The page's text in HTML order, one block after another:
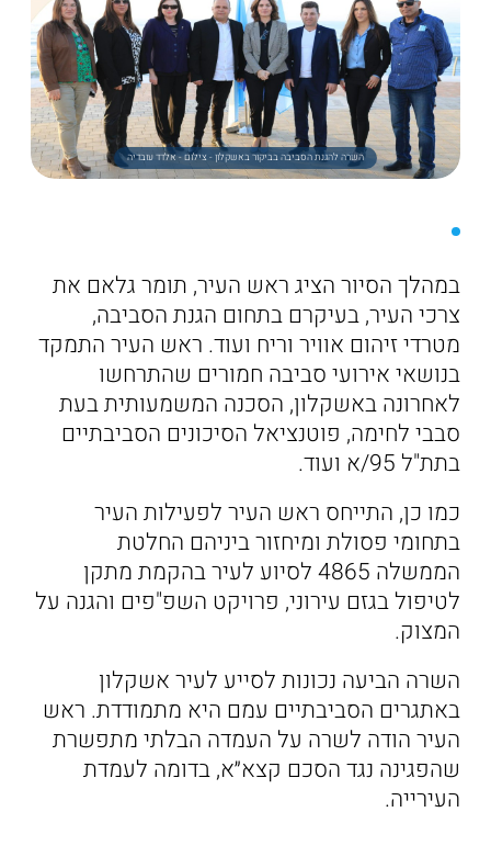
השרה להגנת הסביבה בביקור באשקלון - צילום - אלדד עובדיה
במהלך הסיור הציג ראש העיר, תומר גלאם את
צרכי העיר, בעיקרם בתחום הגנת הסביבה,
מטרדי זיהום אוויר וריח ועוד. ראש העיר התמקד
בנושאי אירועי סביבה חמורים שהתרחשו
לאחרונה באשקלון, הסכנה המשמעותית בעת
סבבי לחימה, פוטנציאל הסיכונים הסביבתיים
בתת"ל 95/א ועוד.
כמו כן, התייחס ראש העיר לפעילות העיר
בתחומי פסולת ומיחזור ביניהם החלטת
הממשלה 4865 לסיוע לעיר בהקמת מתקן
לטיפול בגזם עירוני, פרויקט השפ"פים והגנה על
המצוק.
השרה הביעה נכונות לסייע לעיר אשקלון
באתגרים הסביבתיים עמם היא מתמודדת. ראש
העיר הודה לשרה על העמדה הבלתי מתפשרת
שהפגינה נגד הסכם קצא״א, בדומה לעמדת
העירייה.